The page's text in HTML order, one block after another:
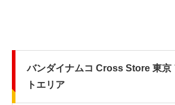
バンダイナムコ Cross Store 東京
トエリア